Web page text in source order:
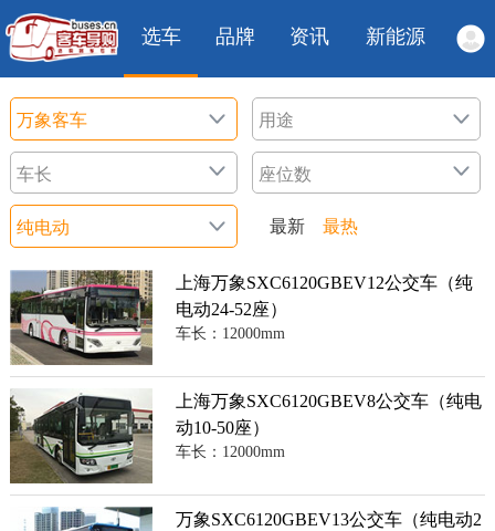
选车 品牌 资讯 新能源
最新 最热
上海万象SXC6120GBEV12公交车（纯
电动24-52座）
车长：12000mm
上海万象SXC6120GBEV8公交车（纯电
动10-50座）
车长：12000mm
万象SXC6120GBEV13公交车（纯电动2